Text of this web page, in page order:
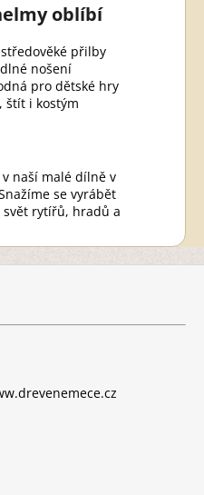
oblíbí
přilby
nošení
pro dětské hry
štít i kostým
naší malé dílně v
se vyrábět
svět rytířů, hradů a